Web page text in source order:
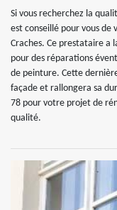
Si vous recherchez la
est conseillé pour vous de
Craches. Ce prestataire a
pour des réparations
de peinture. Cette
façade et rallongera sa
78 pour votre projet de
qualité.